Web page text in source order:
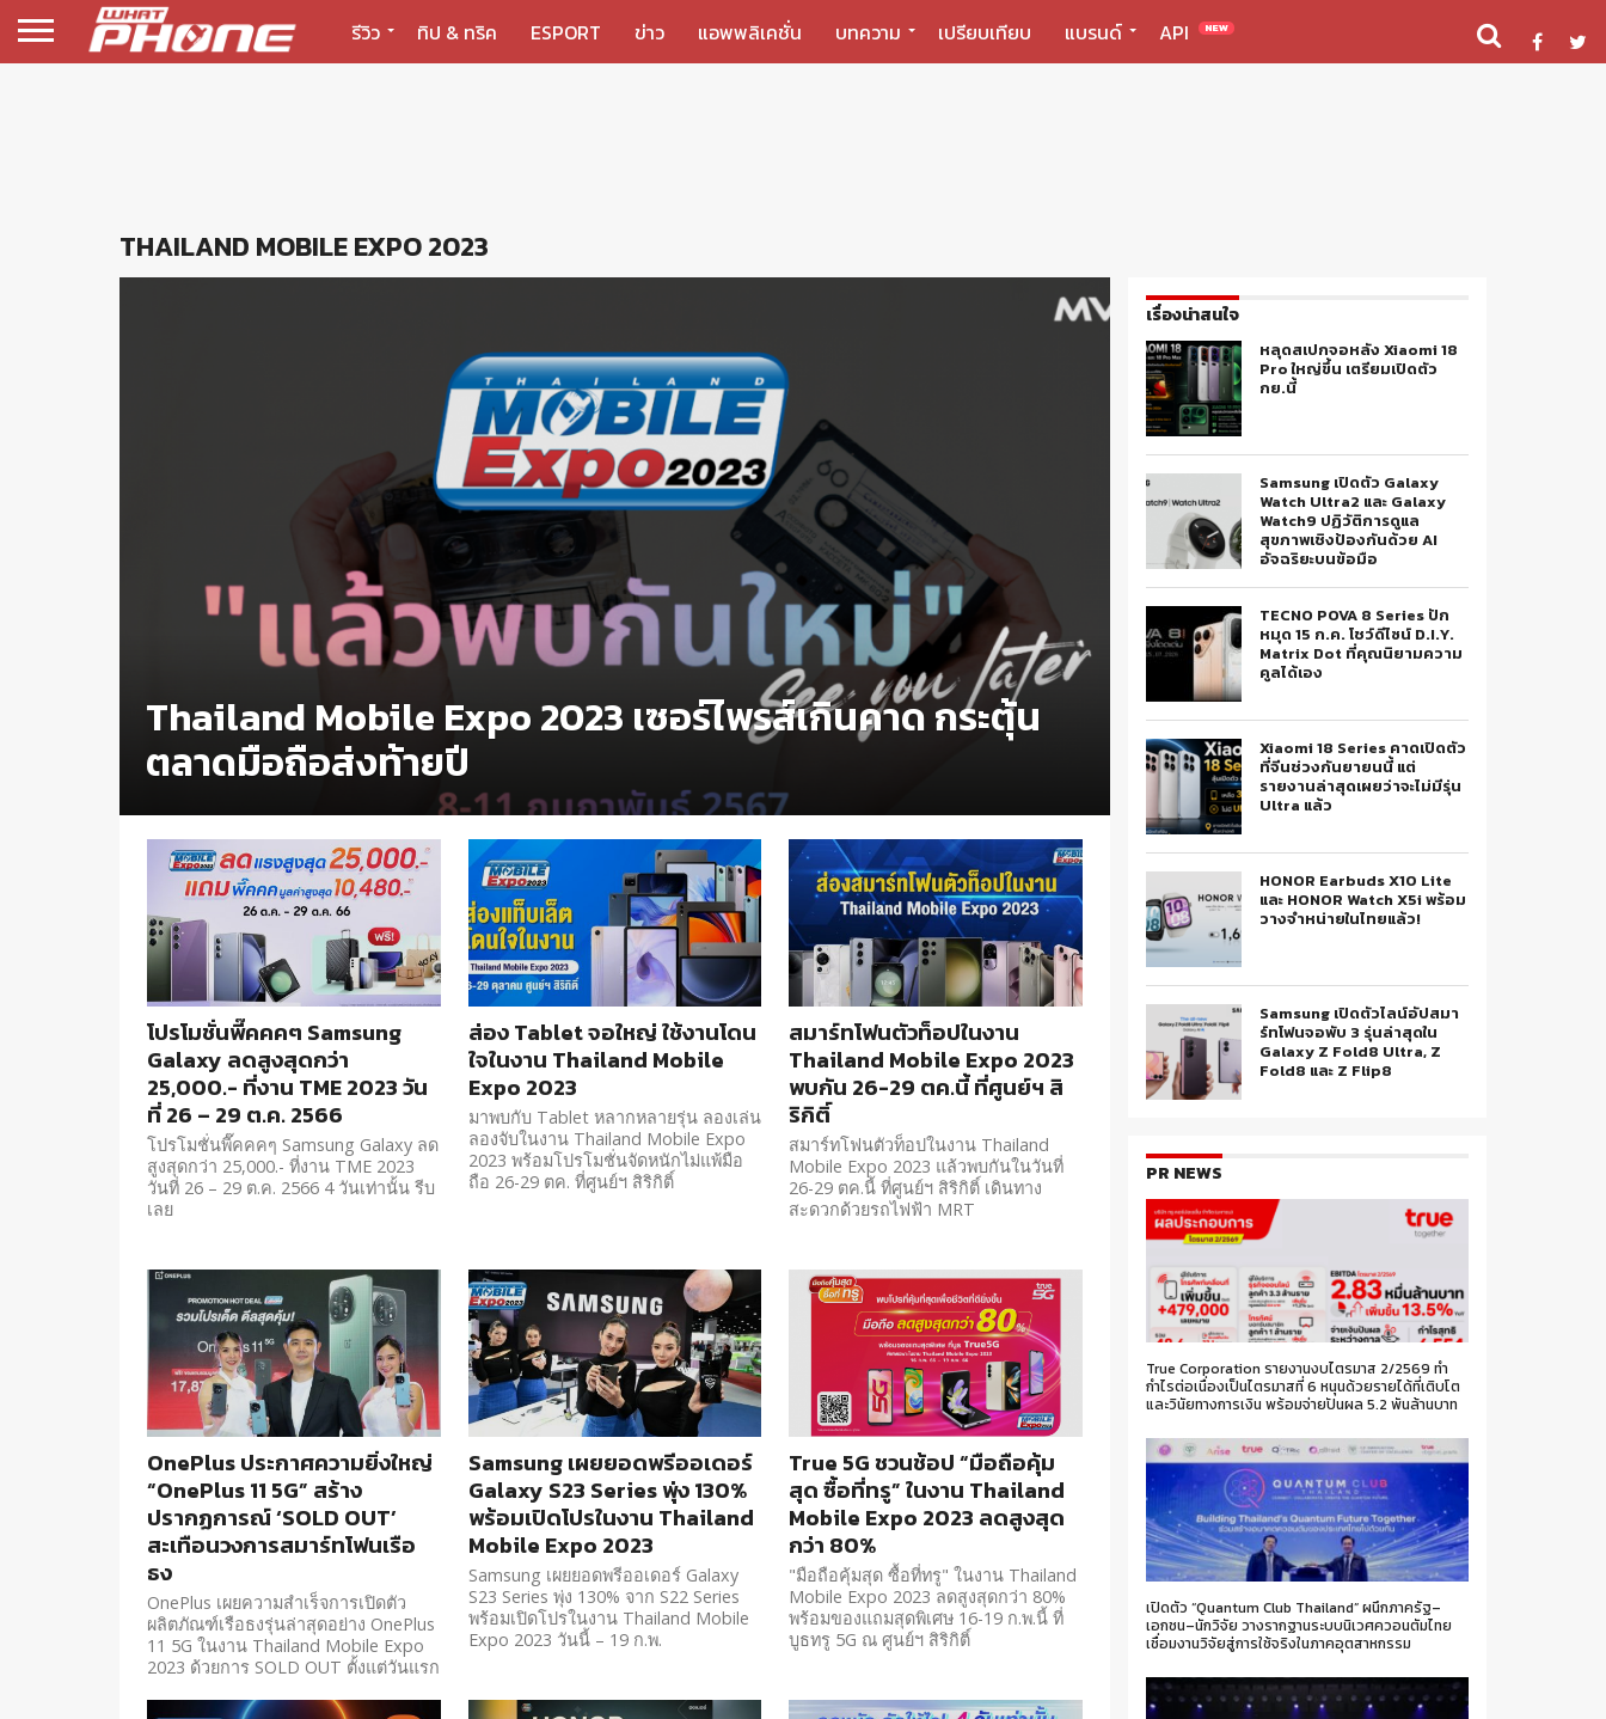
รีวิว ทิป & ทริค ESPORT ข่าว แอพพลิเคชั่น บทความ เปรียบเทียบ แบรนด์ API NEW
THAILAND MOBILE EXPO 2023
Thailand Mobile Expo 2023 เซอร์ไพรส์เกินคาด กระตุ้น
ตลาดมือถือส่งท้ายปี
โปรโมชั่นพี๊คคคๆ Samsung
Galaxy ลดสูงสุดกว่า
25,000.- ที่งาน TME 2023 วัน
ที่ 26 – 29 ต.ค. 2566
โปรโมชั่นพี๊คคคๆ Samsung Galaxy ลด
สูงสุดกว่า 25,000.- ที่งาน TME 2023
วันที่ 26 – 29 ต.ค. 2566 4 วันเท่านั้น รีบ
เลย
ส่อง Tablet จอใหญ่ ใช้งานโดน
ใจในงาน Thailand Mobile
Expo 2023
มาพบกับ Tablet หลากหลายรุ่น ลองเล่น
ลองจับในงาน Thailand Mobile Expo
2023 พร้อมโปรโมชั่นจัดหนักไม่แพ้มือ
ถือ 26-29 ตค. ที่ศูนย์ฯ สิริกิติ์
สมาร์ทโฟนตัวท็อปในงาน
Thailand Mobile Expo 2023
พบกัน 26-29 ตค.นี้ ที่ศูนย์ฯ สิ
ริกิติ์
สมาร์ทโฟนตัวท็อปในงาน Thailand
Mobile Expo 2023 แล้วพบกันในวันที่
26-29 ตค.นี้ ที่ศูนย์ฯ สิริกิติ์ เดินทาง
สะดวกด้วยรถไฟฟ้า MRT
OnePlus ประกาศความยิ่งใหญ่
“OnePlus 11 5G” สร้าง
ปรากฏการณ์ ‘SOLD OUT’
สะเทือนวงการสมาร์ทโฟนเรือ
ธง
OnePlus เผยความสำเร็จการเปิดตัว
ผลิตภัณฑ์เรือธงรุ่นล่าสุดอย่าง OnePlus
11 5G ในงาน Thailand Mobile Expo
2023 ด้วยการ SOLD OUT ตั้งแต่วันแรก
Samsung เผยยอดพรีออเดอร์
Galaxy S23 Series พุ่ง 130%
พร้อมเปิดโปรในงาน Thailand
Mobile Expo 2023
Samsung เผยยอดพรีออเดอร์ Galaxy
S23 Series พุ่ง 130% จาก S22 Series
พร้อมเปิดโปรในงาน Thailand Mobile
Expo 2023 วันนี้ – 19 ก.พ.
True 5G ชวนช้อป “มือถือคุ้ม
สุด ซื้อที่ทรู” ในงาน Thailand
Mobile Expo 2023 ลดสูงสุด
กว่า 80%
"มือถือคุ้มสุด ซื้อที่ทรู" ในงาน Thailand
Mobile Expo 2023 ลดสูงสุดกว่า 80%
พร้อมของแถมสุดพิเศษ 16-19 ก.พ.นี้ ที่
บูธทรู 5G ณ ศูนย์ฯ สิริกิติ์
เรื่องน่าสนใจ
หลุดสเปกจอหลัง Xiaomi 18
Pro ใหญ่ขึ้น เตรียมเปิดตัว
กย.นี้
Samsung เปิดตัว Galaxy
Watch Ultra2 และ Galaxy
Watch9 ปฏิวัติการดูแล
สุขภาพเชิงป้องกันด้วย AI
อัจฉริยะบนข้อมือ
TECNO POVA 8 Series ปัก
หมุด 15 ก.ค. โชว์ดีไซน์ D.I.Y.
Matrix Dot ที่คุณนิยามความ
คูลได้เอง
Xiaomi 18 Series คาดเปิดตัว
ที่จีนช่วงกันยายนนี้ แต่
รายงานล่าสุดเผยว่าจะไม่มีรุ่น
Ultra แล้ว
HONOR Earbuds X10 Lite
และ HONOR Watch X5i พร้อม
วางจำหน่ายในไทยแล้ว!
Samsung เปิดตัวไลน์อัปสมา
ร์ทโฟนจอพับ 3 รุ่นล่าสุดใน
Galaxy Z Fold8 Ultra, Z
Fold8 และ Z Flip8
PR NEWS
True Corporation รายงานงบไตรมาส 2/2569 ทำ
กำไรต่อเนื่องเป็นไตรมาสที่ 6 หนุนด้วยรายได้ที่เติบโต
และวินัยทางการเงิน พร้อมจ่ายปันผล 5.2 พันล้านบาท
เปิดตัว “Quantum Club Thailand” ผนึกภาครัฐ–
เอกชน–นักวิจัย วางรากฐานระบบนิเวศควอนตัมไทย
เชื่อมงานวิจัยสู่การใช้จริงในภาคอุตสาหกรรม